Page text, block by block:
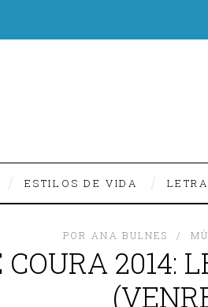
ESTILOS DE VIDA
POR ANA BULNES
COURA 2014: